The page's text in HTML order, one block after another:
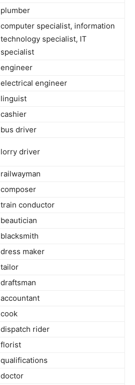
plumber
computer specialist, information
technology specialist, IT
specialist
engineer
electrical engineer
linguist
cashier
bus driver
lorry driver
railwayman
composer
train conductor
beautician
blacksmith
dress maker
tailor
draftsman
accountant
cook
dispatch rider
florist
qualifications
doctor